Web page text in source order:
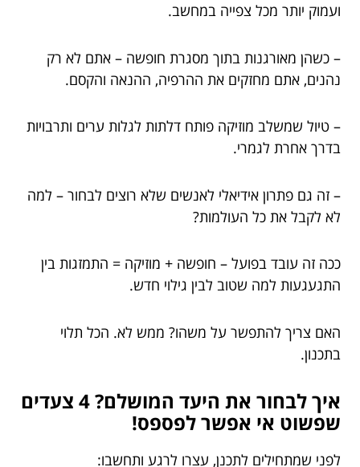
ועמוק יותר מכל צפייה במחשב.
– כשהן מאורגנות בתוך מסגרת חופשה – אתם לא רק
נהנים, אתם מחזקים את ההרפיה, ההנאה והקסם.
– טיול שמשלב מוזיקה פותח דלתות לגלות ערים ותרבויות
בדרך אחרת לגמרי.
– זה גם פתרון אידיאלי לאנשים שלא רוצים לבחור – למה
לא לקבל את כל העולמות?
ככה זה עובד בפועל – חופשה + מוזיקה = התמזגות בין
התגעגעות למה שטוב לבין גילוי חדש.
האם צריך להתפשר על משהו? ממש לא. הכל תלוי
בתכנון.
איך לבחור את היעד המושלם? 4 צעדים
שפשוט אי אפשר לפספס!
לפני שמתחילים לתכנן, עצרו לרגע ותחשבו: